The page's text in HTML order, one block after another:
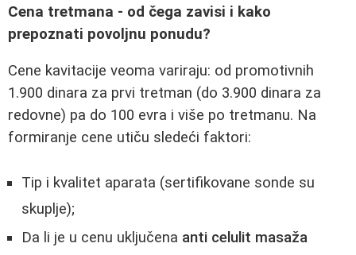
Cena tretmana - od čega zavisi i kako
prepoznati povoljnu ponudu?
Cene kavitacije veoma variraju: od promotivnih
1.900 dinara za prvi tretman (do 3.900 dinara za
redovne) pa do 100 evra i više po tretmanu. Na
formiranje cene utiču sledeći faktori:
Tip i kvalitet aparata (sertifikovane sonde su
skuplje);
Da li je u cenu uključena anti celulit masaža